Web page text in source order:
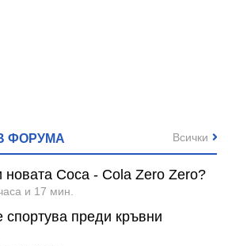
ФОРУМА
новата Coca - Cola Zero Zero?
и 17 мин.
преди кръвни
Всички